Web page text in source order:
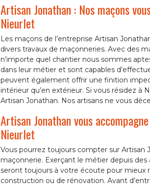
Artisan Jonathan : Nos maçons
Nieurlet
Les maçons de l’entreprise Artisan
divers travaux de maçonneries. Avec des
n’importe quel chantier nous sommes
dans leur métier et sont capables
peuvent également offrir une finition
intérieur qu’en extérieur. Si vous résidez à
Artisan Jonathan. Nos artisans ne vous
Artisan Jonathan vous
Nieurlet
Vous pourrez toujours compter sur
maçonnerie. Exerçant le métier depuis
seront toujours à votre écoute pour mieux
construction ou de rénovation. Avant